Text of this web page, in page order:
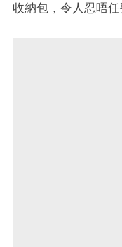
收納包，令人忍唔任